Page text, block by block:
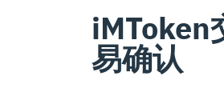
iMToken
易确认